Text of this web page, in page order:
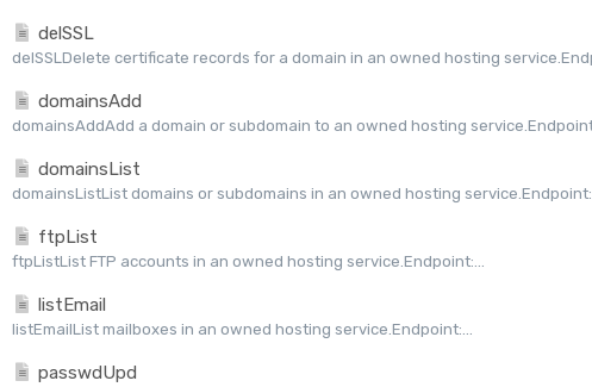
delSSL
delSSLDelete certificate records for a domain in an owned hosting
domainsAdd
domainsAddAdd a domain or subdomain to an owned hosting
domainsList
domainsListList domains or subdomains in an owned hosting
ftpList
ftpListList FTP accounts in an owned hosting service.Endpoint:...
listEmail
listEmailList mailboxes in an owned hosting service.Endpoint:...
passwdUpd